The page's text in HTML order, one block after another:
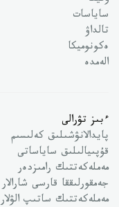
ساياسات
تالداۋ
ەكونوميكا
الەمدە
ءبىز تۋرالى
پايدالانۋشىلىق كەلىسىم
قۇپىيالىلىق ساياساتى
مەملەكەتتىك رامىزدەر
جەمقورلىققا قارسى شارالار
مەملەكەتتىك ساتىپ الۋلار